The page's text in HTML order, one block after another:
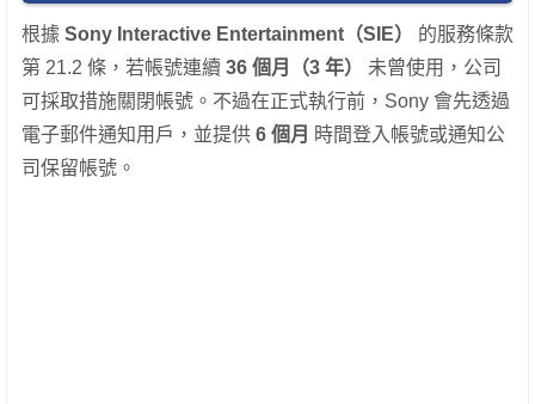
根據 Sony Interactive Entertainment（SIE）
的服務條款
第 21.2 條，若帳號連續 36 個月（3 年）
未曾使用，公司
可採取措施關閉帳號。不過在正式執行前，Sony 會先透過
電子郵件通知用戶，並提供 6 個月 時間登入帳號或通知公
司保留帳號。